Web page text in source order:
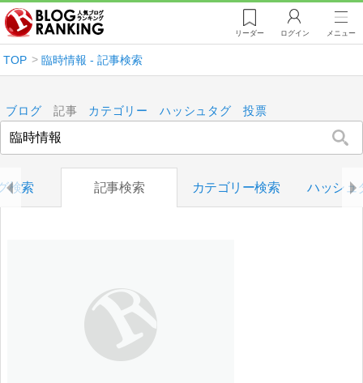
リーダー ログイン メニュー
TOP 臨時情報 - 記事検索
ブログ 記事 カテゴリー ハッシュタグ 投票
検索 記事検索 カテゴリー検索 ハッシュ